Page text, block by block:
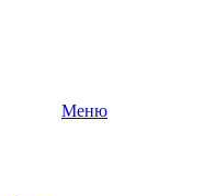
Меню